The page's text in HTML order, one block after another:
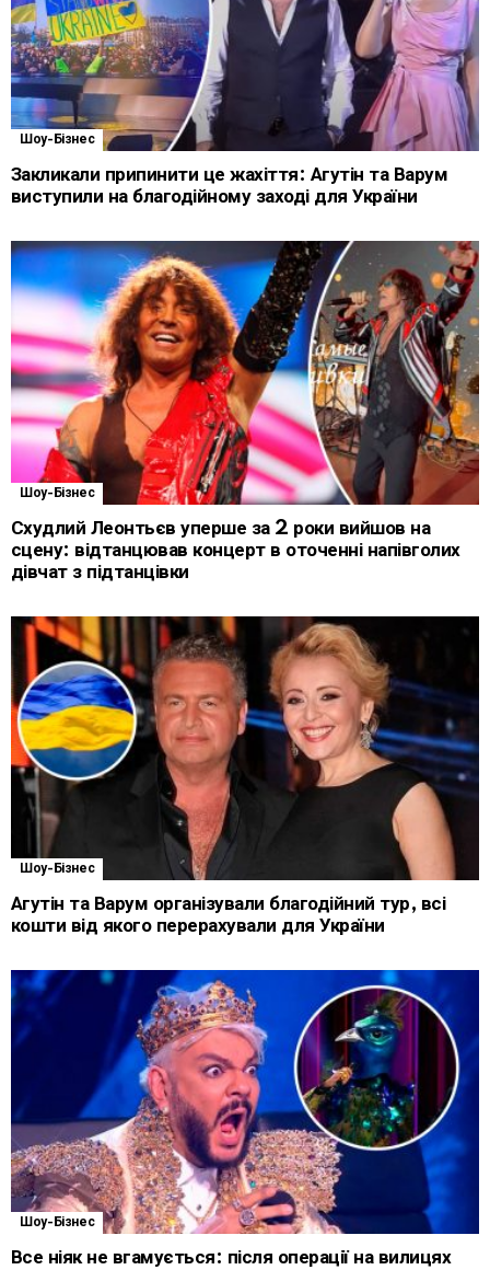
Шоу-Бізнес
Закликали припинити це жахіття: Агутін та Варум
виступили на благодійному заході для України
Шоу-Бізнес
Схудлий Леонтьєв уперше за 2 роки вийшов на
сцену: відтанцював концерт в оточенні напівголих
дівчат з підтанцівки
Шоу-Бізнес
Агутін та Варум організували благодійний тур, всі
кошти від якого перерахували для України
Шоу-Бізнес
Все ніяк не вгамується: після операції на вилицях